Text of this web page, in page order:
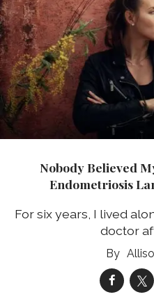
Nobody Believed
Endometriosis
For six years, I lived
doctor